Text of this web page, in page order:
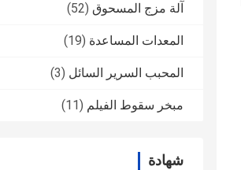
آلة مزج المسحوق (52)
المعدات المساعدة (19)
المحبب السرير السائل (3)
مبخر سقوط الفيلم (11)
شهادة